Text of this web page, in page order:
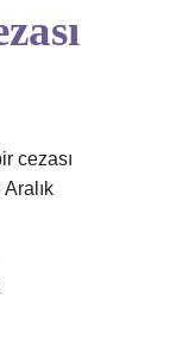
cezası
Aralık